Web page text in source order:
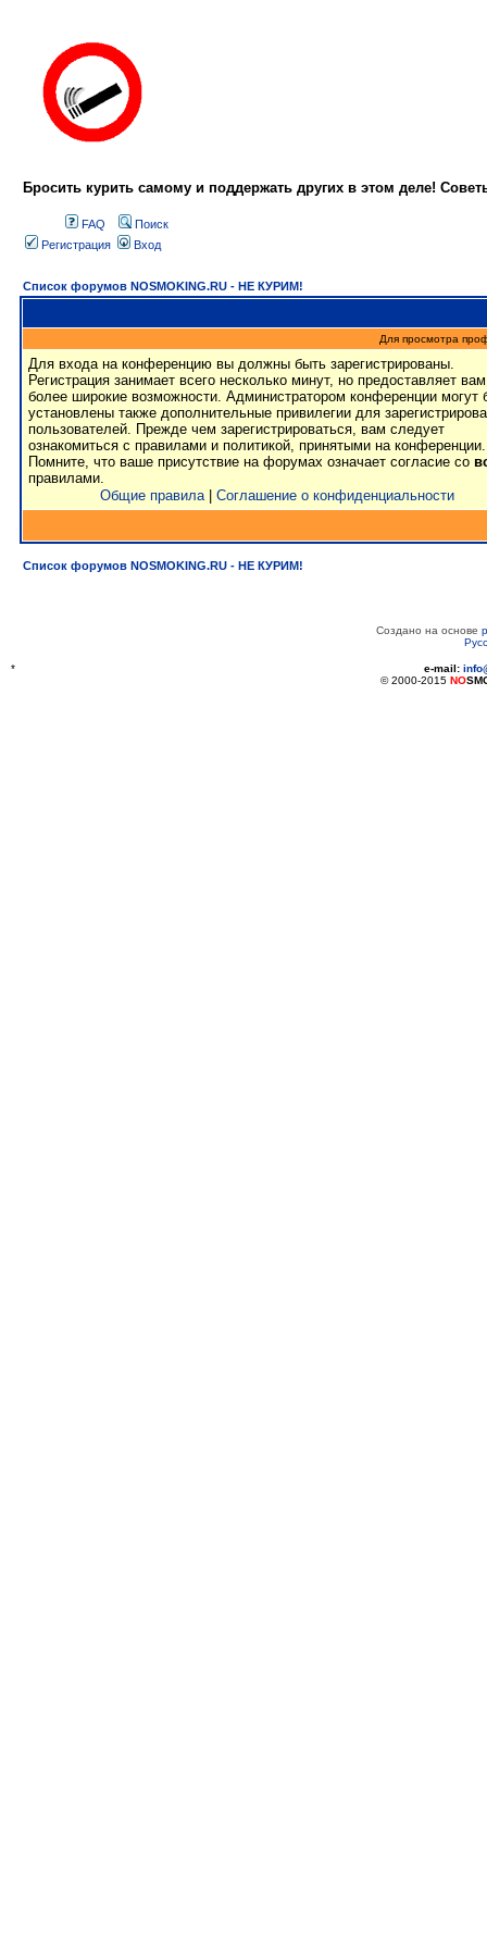
Бросить курить самому и поддержать других в этом деле!
FAQ
Поиск
Регистрация
Вход
Список форумов NOSMOKING.RU - НЕ КУРИМ!
Для просмотра
Для входа на конференцию вы должны быть зарегистрированы.
Регистрация занимает всего несколько минут, но предоставляет вам
более широкие возможности. Администратором конференции могут
установлены также дополнительные привилегии для
пользователей. Прежде чем зарегистрироваться, вам следует
ознакомиться с правилами и политикой, принятыми на конференции.
Помните, что ваше присутствие на форумах означает согласие со
правилами.
Общие правила| Соглашение о конфиденциальности
Список форумов NOSMOKING.RU - НЕ КУРИМ!
Создано на основе
* e-mail:
© 2000-2015 NO